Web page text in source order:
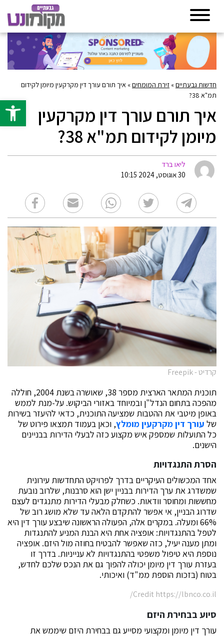
פתח
חדשות גבעתיים» זירת המומחים» איך תורם עורך דין מקרקעין מיומן לקידום
תמ"א 38?
איך תורם עורך דין מקרקעין
מיומן לקידום תמ"א 38?
ליאו ברד
30 אוגוסט, 2024 10:15
קרדיט - Freepik
תוכנית המתאר הארצית מספר 38, שאושרה בשנת 2004, חוללה
מהפכה בתחום הנדל"ן ובמיוחד באזורי הביקוש. על-מנת לממש
באופן מיטבי את ההטבות שמציעה התוכנית, כדאי להיעזר בשירות
של עורך דין מקרקעין מומלץ, וכאן בעמוד תמצאו פירוט של
כל התועלות שמספק איש מקצוע כזה לבעלי הדירות בבניינים
הישנים.
הסרת התנגדויות
אחד המכשולים העיקריים בדרך לפרויקט התחדשות עירונית
שמשדרג את ערך הדירות בבניין ישן הוא סרבנות, שלרוב נובעת
מחששות ומחוסר וודאות. כשחלק מבעלי הדירות מתנגדים לעצם
שדרוג הבניין, אי אפשר להתקדם הלאה עד שלא מושג רוב של
66% ומעלה. במקרים אלה, הפעולה הראשונה שיבצע עורך דין היא
לטפל בהתנגדויות: אופציה אחת היא הבנת המניע להתנגדות
ומתן מענה יעיל, כזה שאפשר להבטיח בחוזה מול היזם. אופציה
נוספת היא טיפול משפטי בהתנגדויות לא ענייניות. בדרך זו
בעזרת עורך דין מיומן יכולה להפוך גם את הנכס שלכם לחדש,
בטוח (בזכות הוספת ממ"ד) ואיכותי.
Credit https://lbnco.co.il/
סיוע בבחירת היזם
עורך דין מיומן ומקצועי מסייע גם בבחירת היזם שיממש את